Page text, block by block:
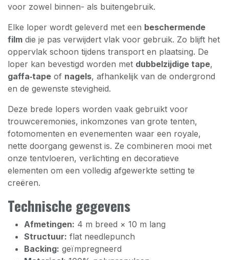
voor zowel binnen- als buitengebruik.
Elke loper wordt geleverd met een beschermende
film die je pas verwijdert vlak voor gebruik. Zo blijft het
oppervlak schoon tijdens transport en plaatsing. De
loper kan bevestigd worden met dubbelzijdige tape,
gaffa‑tape of nagels, afhankelijk van de ondergrond
en de gewenste stevigheid.
Deze brede lopers worden vaak gebruikt voor
trouwceremonies, inkomzones van grote tenten,
fotomomenten en evenementen waar een royale,
nette doorgang gewenst is. Ze combineren mooi met
onze tentvloeren, verlichting en decoratieve
elementen om een volledig afgewerkte setting te
creëren.
Technische gegevens
Afmetingen: 4 m breed × 10 m lang
Structuur: flat needlepunch
Backing: geïmpregneerd